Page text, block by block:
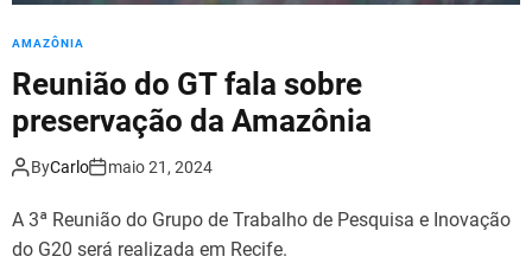
AMAZÔNIA
Reunião do GT fala sobre
preservação da Amazônia
ByCarlo maio 21, 2024
A 3ª Reunião do Grupo de Trabalho de Pesquisa e Inovação
do G20 será realizada em Recife.